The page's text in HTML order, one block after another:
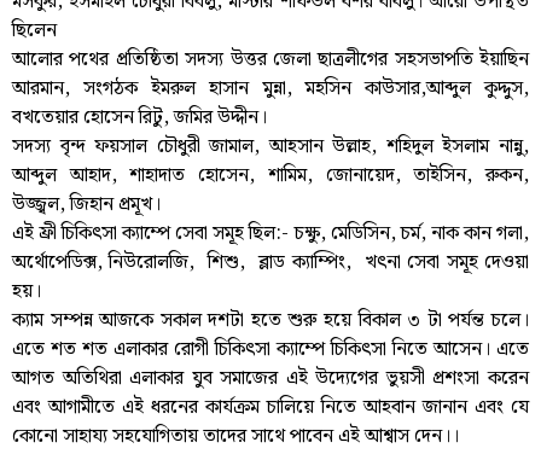
ছিলেন
আলোর পথের প্রতিষ্ঠিতা সদস্য উত্তর জেলা ছাত্রলীগের সহসভাপতি ইয়াছিন
আরমান, সংগঠক ইমরুল হাসান মুন্না, মহসিন কাউসার,আব্দুল কুদ্দুস,
বখতেয়ার হোসেন রিটু, জমির উদ্দীন।
সদস্য বৃন্দ ফয়সাল চৌধুরী জামাল, আহসান উল্লাহ, শহিদুল ইসলাম নান্নু,
আব্দুল আহাদ, শাহাদাত হোসেন, শামিম, জোনায়েদ, তাইসিন, রুকন,
উজ্জ্বল, জিহান প্রমূখ।
এই ফ্রী চিকিৎসা ক্যাম্পে সেবা সমূহ ছিল:- চক্ষু, মেডিসিন, চর্ম, নাক কান গলা,
অর্থোপেডিক্স, নিউরোলজি, শিশু, ব্লাড ক্যাম্পিং, খৎনা সেবা সমূহ দেওয়া
হয়।
ক্যাম সম্পন্ন আজকে সকাল দশটা হতে শুরু হয়ে বিকাল ৩ টা পর্যন্ত চলে।
এতে শত শত এলাকার রোগী চিকিৎসা ক্যাম্পে চিকিৎসা নিতে আসেন। এতে
আগত অতিথিরা এলাকার যুব সমাজের এই উদ্যেগের ভুয়সী প্রশংসা করেন
এবং আগামীতে এই ধরনের কার্যক্রম চালিয়ে নিতে আহবান জানান এবং যে
কোনো সাহায্য সহযোগিতায় তাদের সাথে পাবেন এই আশ্বাস দেন।।